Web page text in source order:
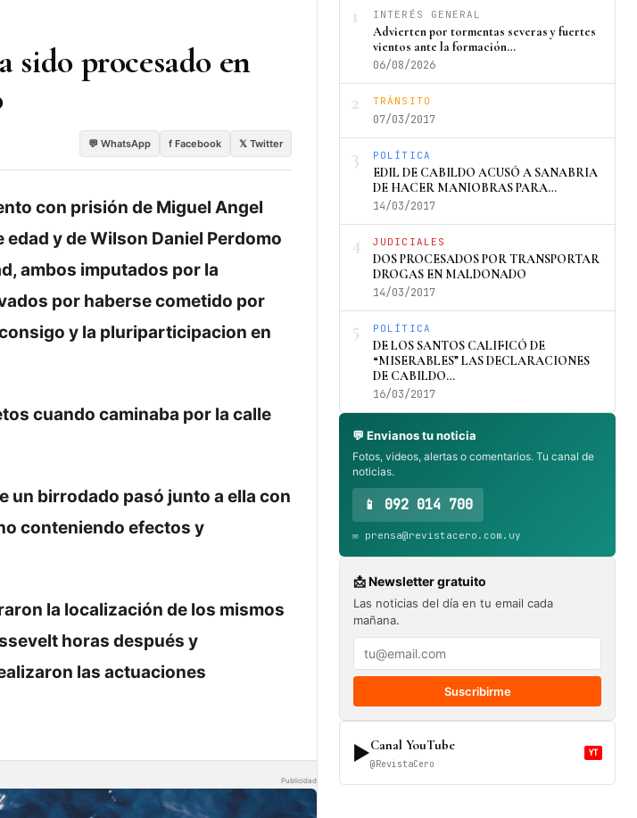
sido procesado en
💬 WhatsApp f Facebook 𝕏 Twitter
con prisión de Miguel Angel
y de Wilson Daniel Perdomo
ambos imputados por la
por haberse cometido por
y la pluriparticipacion en
cuando caminaba por la calle
un birrodado pasó junto a ella con
conteniendo efectos y
la localización de los mismos
horas después y
las actuaciones
Publicidad
1 INTERÉS GENERAL
Advierten por tormentas severas y fuertes
vientos ante la formación…
06/08/2026
2 TRÁNSITO
07/03/2017
3 POLÍTICA
EDIL DE CABILDO ACUSÓ A SANABRIA
DE HACER MANIOBRAS PARA…
14/03/2017
4 JUDICIALES
DOS PROCESADOS POR TRANSPORTAR
DROGAS EN MALDONADO
14/03/2017
5 POLÍTICA
DE LOS SANTOS CALIFICÓ DE
“MISERABLES” LAS DECLARACIONES
DE CABILDO…
16/03/2017
💬 Envianos tu noticia
Fotos, videos, alertas o comentarios. Tu canal de
noticias.
📱 092 014 700
✉️ prensa@revistacero.com.uy
📩 Newsletter gratuito
Las noticias del día en tu email cada
mañana.
Suscribirme
▶Canal YouTube
@RevistaCero
YT